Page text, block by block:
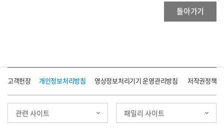
돌아가기
고객헌장 개인정보처리방침 영상정보처리기기 운영관리방침 저작권정책
관련 사이트 패밀리 사이트